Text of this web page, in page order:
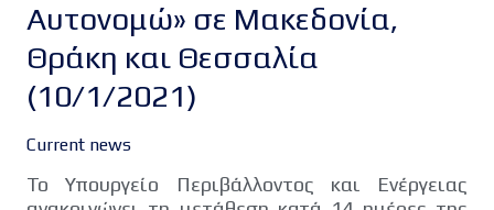
Αυτονομώ» σε Μακεδονία,
Θράκη και Θεσσαλία
(10/1/2021)
Current news
Το Υπουργείο Περιβάλλοντος και Ενέργειας